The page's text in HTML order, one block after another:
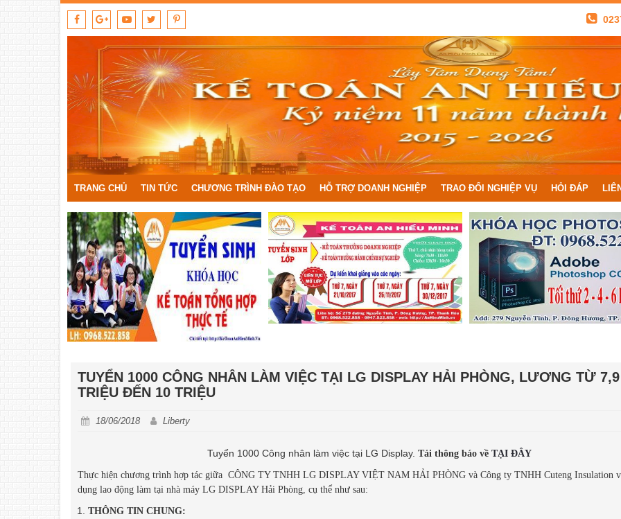
TRANG CHỦ TIN TỨC CHƯƠNG TRÌNH ĐÀO TẠO HỖ TRỢ DOANH NGHIỆP TRAO ĐỔI NGHIỆP VỤ HỎI ĐÁP
TUYỂN 1000 CÔNG NHÂN LÀM VIỆC TẠI LG DISPLAY HẢI PHÒNG, LƯƠNG TỪ 7,9
TRIỆU ĐẾN 10 TRIỆU
18/06/2018 Liberty
Tuyển 1000 Công nhân làm việc tại LG Display.Tải thông báo vềTẠI ĐÂY
Thực hiện chương trình hợp tác giữa CÔNG TY TNHH LG DISPLAY VIỆT NAM HẢI PHÒNG và Công ty TNHH Cuteng Insulation
dụng lao động làm tại nhà máy LG DISPLAY Hải Phòng, cụ thể như sau:
THÔNG TIN CHUNG:
toán trước khi học